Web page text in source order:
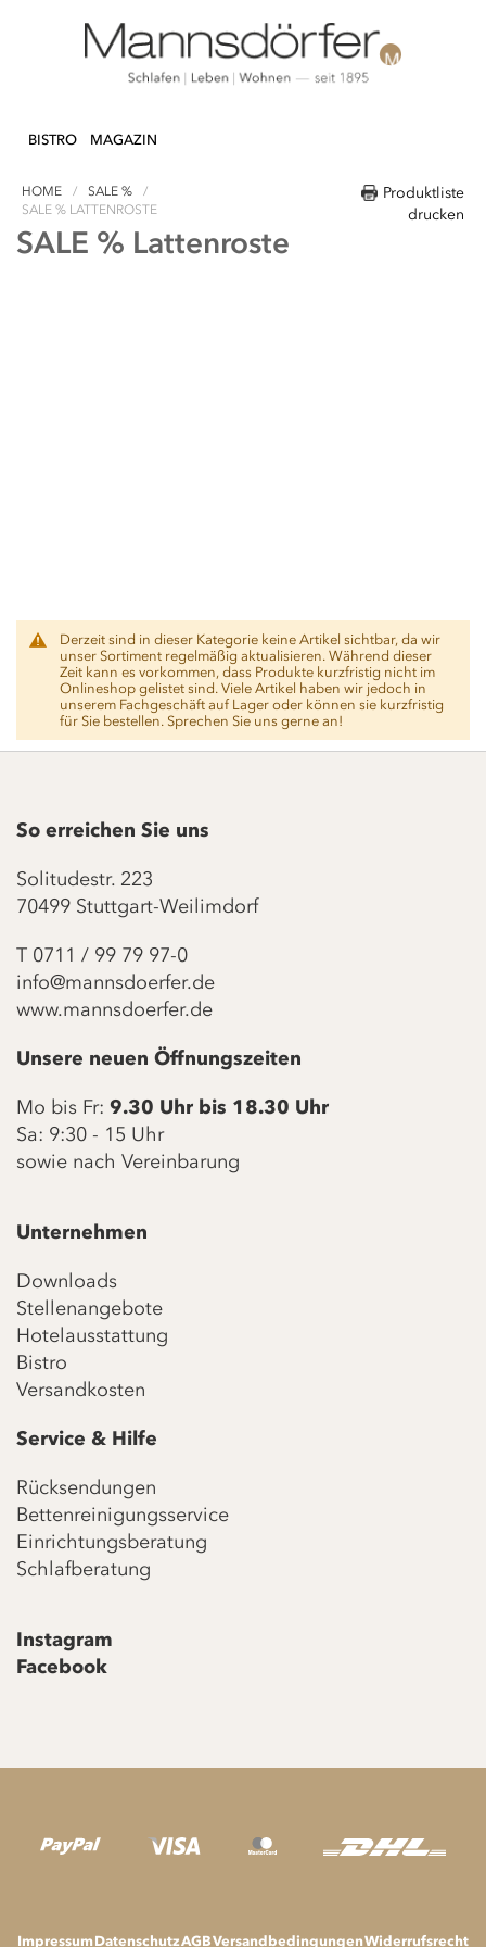
zum
BISTRO MAGAZIN
Produktliste
drucken
HOME
SALE %
SALE % LATTENROSTE
SALE % Lattenroste
Derzeit sind in dieser Kategorie keine Artikel sichtbar, da wir
unser Sortiment regelmäßig aktualisieren. Während dieser
Zeit kann es vorkommen, dass Produkte kurzfristig nicht im
Onlineshop gelistet sind. Viele Artikel haben wir jedoch in
unserem Fachgeschäft auf Lager oder können sie kurzfristig
für Sie bestellen. Sprechen Sie uns gerne an!
So erreichen Sie uns
Solitudestr. 223
70499 Stuttgart-Weilimdorf
T 0711 / 99 79 97-0
info@mannsdoerfer.de
www.mannsdoerfer.de
Unsere neuen Öffnungszeiten
Mo bis Fr: 9.30 Uhr bis 18.30 Uhr
Sa: 9:30 - 15 Uhr
sowie nach Vereinbarung
Unternehmen
Downloads
Stellenangebote
Hotelausstattung
Bistro
Versandkosten
Service & Hilfe
Rücksendungen
Bettenreinigungsservice
Einrichtungsberatung
Schlafberatung
Instagram
Facebook
ImpressumDatenschutzAGBVersandbedingungenWiderrufsrecht